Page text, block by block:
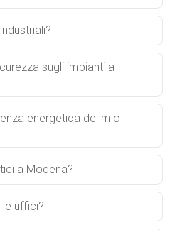
sugli impianti a
energetica del mio
a Modena?
e uffici?